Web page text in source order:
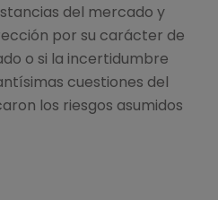
del mercado y
por su carácter de
o si la incertidumbre
cuestiones del
los riesgos asumidos